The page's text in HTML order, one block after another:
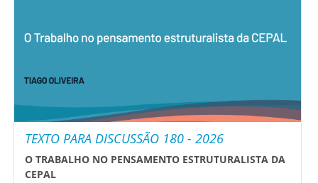
TEXTO PARA DISCUSSÃO 180 - 2026
O TRABALHO NO PENSAMENTO ESTRUTURALISTA DA
CEPAL